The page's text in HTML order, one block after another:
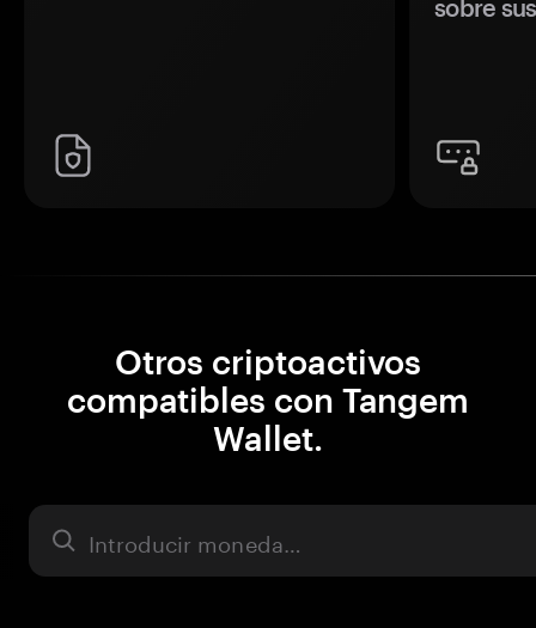
sobre
Otros criptoactivos
compatibles con Tangem
Wallet.
Activo